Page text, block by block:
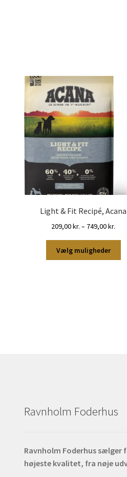
Light & Fit Recipé, Acana
209,00kr. – 749,00kr.
Vælg muligheder
Ravnholm Foderhus
Ravnholm Foderhus
højeste kvalitet, fra nøje